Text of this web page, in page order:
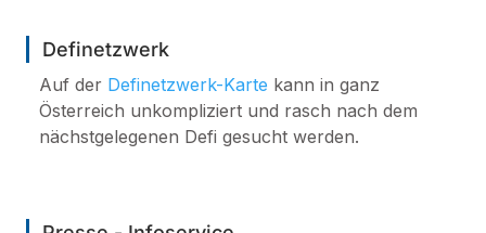
Definetzwerk
Auf der Definetzwerk-Karte kann in ganz
Österreich unkompliziert und rasch nach dem
nächstgelegenen Defi gesucht werden.